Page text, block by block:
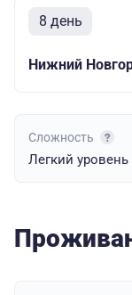
8 день
Нижний
Сложность
Легкий уровень